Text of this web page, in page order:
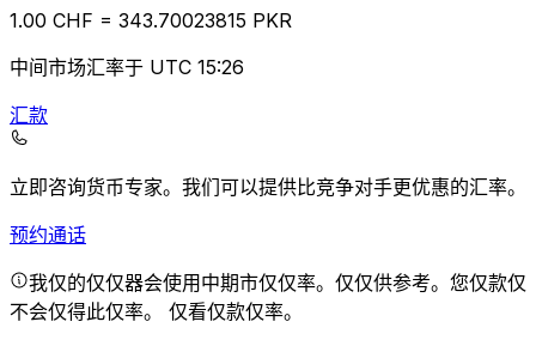
1.00 CHF = 343.70023815 PKR
中间市场汇率于 UTC 15:26
汇款
立即咨询货币专家。 我们可以提供比竞争对手更优惠的汇率。
预约通话
我仅的仅仅器会使用中期市仅仅率。仅仅供参考。您仅款仅
不会仅得此仅率。 仅看仅款仅率。